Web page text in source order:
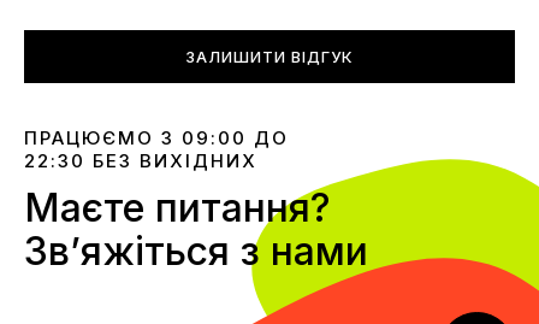
ЗАЛИШИТИ ВІДГУК
ПРАЦЮЄМО З 09:00 ДО
22:30 БЕЗ ВИХІДНИХ
Маєте питання?
Звʼяжіться з нами